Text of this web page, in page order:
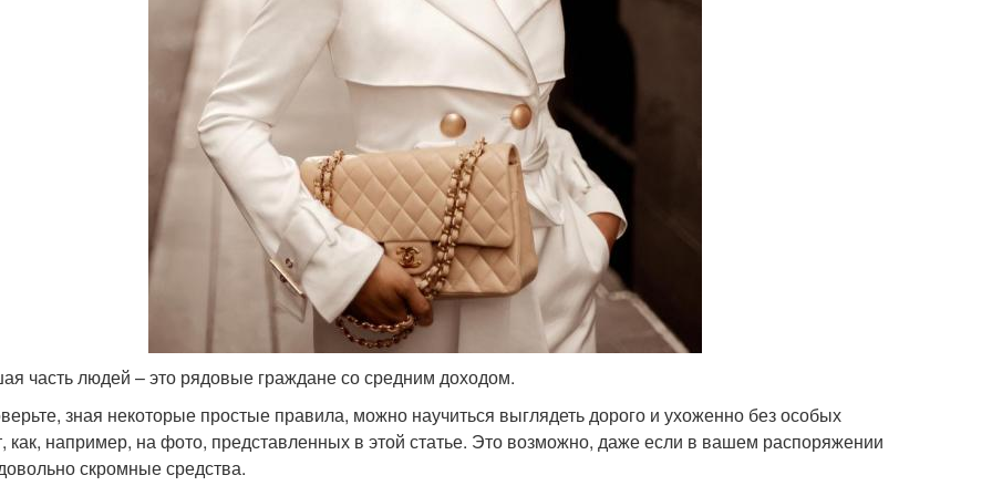
часть людей – это рядовые граждане со средним доходом.
зная некоторые простые правила, можно научиться выглядеть дорого и ухоженно без особых
как, например, на фото, представленных в этой статье. Это возможно, даже если в вашем распоряжении
скромные средства.